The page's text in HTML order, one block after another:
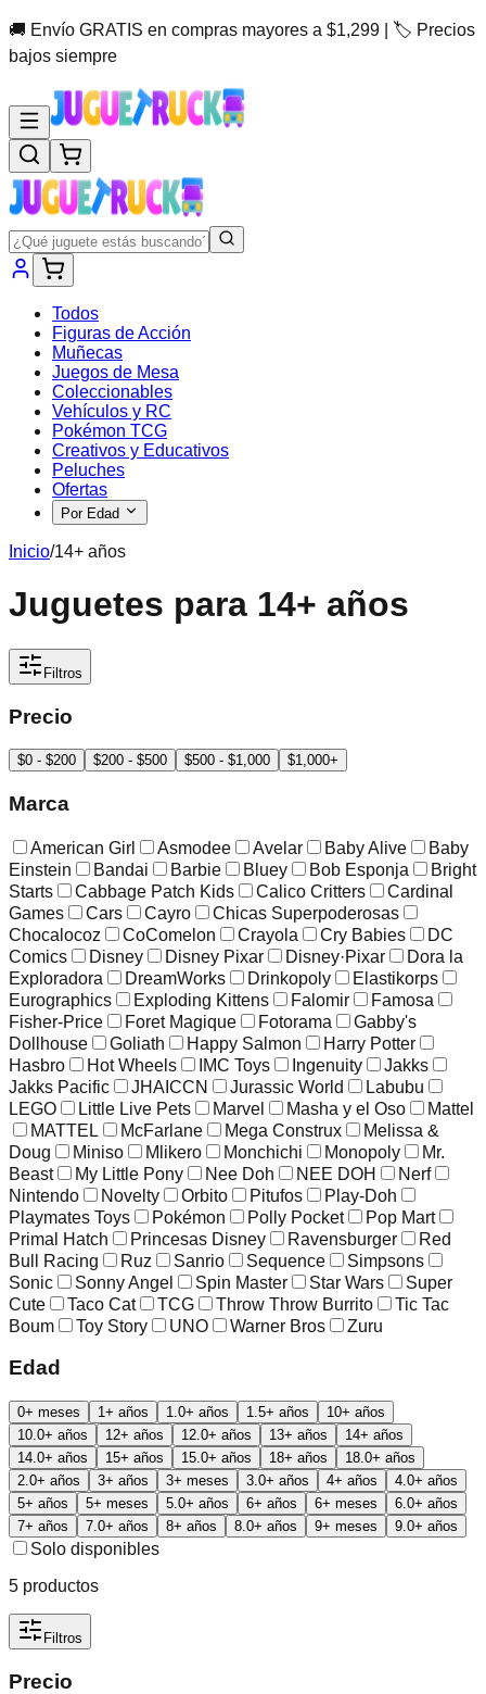
🚚 Envío GRATIS en compras mayores a $1,299 | 🏷️ Precios
bajos siempre
Todos
Figuras de Acción
Muñecas
Juegos de Mesa
Coleccionables
Vehículos y RC
Pokémon TCG
Creativos y Educativos
Peluches
Ofertas
Por Edad
Inicio/14+ años
Juguetes para 14+ años
Filtros
Precio
$0 - $200 $200 - $500 $500 - $1,000 $1,000+
Marca
American Girl Asmodee Avelar Baby Alive
Baby
Einstein
Bandai Barbie Bluey Bob Esponja
Bright
Starts
Cabbage Patch Kids Calico Critters
Cardinal
Games
Cars Cayro
Chicas Superpoderosas
Chocalocoz
CoComelon Crayola Cry Babies
DC
Comics
Disney Disney Pixar Disney·Pixar
Dora la
Exploradora
DreamWorks Drinkopoly
Elastikorps
Eurographics
Exploding Kittens Falomir
Famosa
Fisher-Price
Foret Magique Fotorama
Gabby's
Dollhouse
Goliath Happy Salmon
Harry Potter
Hasbro
Hot Wheels IMC Toys Ingenuity
Jakks
Jakks Pacific
JHAICCN Jurassic World
Labubu
LEGO
Little Live Pets Marvel Masha y el Oso
Mattel
MATTEL
McFarlane Mega Construx
Melissa &
Doug
Miniso Mlikero Monchichi Monopoly
Mr.
Beast
My Little Pony Nee Doh NEE DOH
Nerf
Nintendo
Novelty Orbito Pitufos
Play-Doh
Playmates Toys
Pokémon Polly Pocket
Pop Mart
Primal Hatch
Princesas Disney Ravensburger
Red
Bull Racing
Ruz Sanrio Sequence
Simpsons
Sonic
Sonny Angel Spin Master Star Wars
Super
Cute
Taco Cat TCG Throw Throw Burrito
Tic Tac
Boum
Toy Story UNO Warner Bros Zuru
Edad
0+ meses 1+ años 1.0+ años 1.5+ años
10+ años
10.0+ años
12+ años 12.0+ años 13+ años
14+ años
14.0+ años
15+ años 15.0+ años 18+ años
18.0+ años
2.0+ años
3+ años 3+ meses 3.0+ años 4+ años
4.0+ años
5+ años
5+ meses 5.0+ años 6+ años 6+ meses
6.0+ años
7+ años
7.0+ años 8+ años 8.0+ años 9+ meses 9.0+ años
Solo disponibles
5 productos
Filtros
Precio